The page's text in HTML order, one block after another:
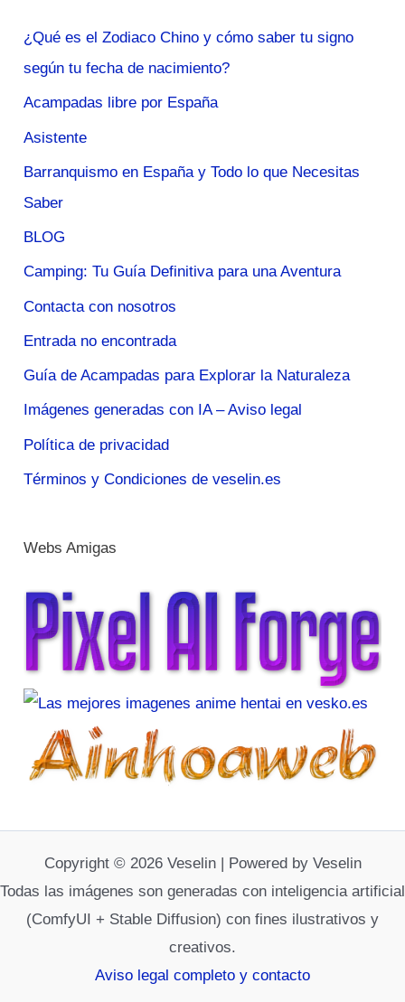
¿Qué es el Zodiaco Chino y cómo saber tu signo
según tu fecha de nacimiento?
Acampadas libre por España
Asistente
Barranquismo en España y Todo lo que Necesitas
Saber
BLOG
Camping: Tu Guía Definitiva para una Aventura
Contacta con nosotros
Entrada no encontrada
Guía de Acampadas para Explorar la Naturaleza
Imágenes generadas con IA – Aviso legal
Política de privacidad
Términos y Condiciones de veselin.es
Webs Amigas
Copyright © 2026 Veselin | Powered by Veselin
Todas las imágenes son generadas con inteligencia artificial
(ComfyUI + Stable Diffusion) con fines ilustrativos y
creativos.
Aviso legal completo y contacto